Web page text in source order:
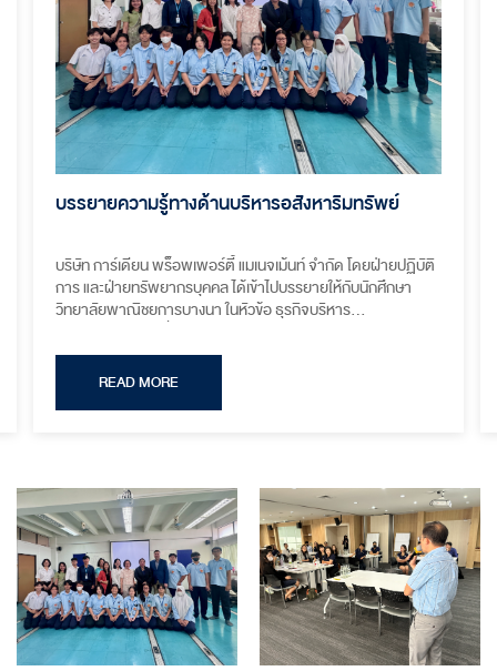
บรรยายความรู้ทางด้านบริหารอสังหาริมทรัพย์
บริษัท การ์เดียน พร็อพเพอร์ตี้ แมเนจเม้นท์ จำกัด โดยฝ่ายปฏิบัติ
การ และฝ่ายทรัพยากรบุคคล ได้เข้าไปบรรยายให้กับนักศึกษา
วิทยาลัยพาณิชยการบางนา ในหัวข้อ ธุรกิจบริหาร
และแนะแนวอาชีพทางด้านงานบริหารอสังหาริมทรัพย์ ให้กับ
นักศึกษาที่มีความสนใจทางด้านนี้
READ MORE